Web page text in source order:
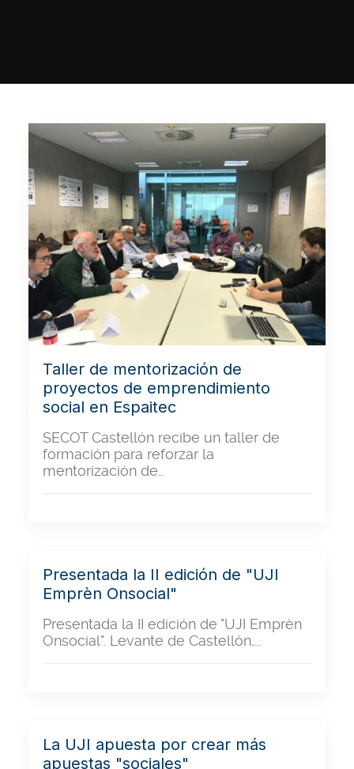
Taller de mentorización de
proyectos de emprendimiento
social en Espaitec
SECOT Castellón recibe un taller de
formación para reforzar la
mentorización de…
Presentada la II edición de "UJI
Emprèn Onsocial"
Presentada la II edición de "UJI Emprèn
Onsocial". Levante de Castellón,…
La UJI apuesta por crear más
apuestas "sociales"